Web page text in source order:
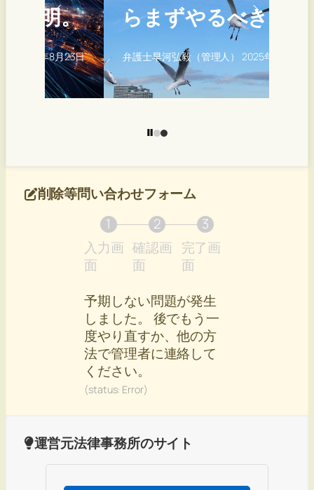
らまずやるべきこと
弁護士早河弘毅（管理人）2025年8月22日
削除等問い合わせフォーム
1
入力画
面
表
示
さ
れ
て
い
画
面
2
確認画
面
表
示
さ
れ
い
画
面
3
完了画
面現
表
示
さ
れ
画
予期しない問題が発生
しました。 後でもう一
度やり直すか、他の方
法で管理者に連絡して
ください。
(status: Error)
運営元法律事務所のサイト